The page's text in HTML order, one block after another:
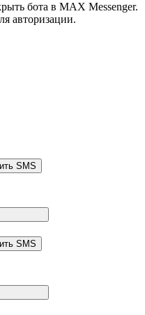
бота в MAX Messenger.
авторизации.
SMS
SMS